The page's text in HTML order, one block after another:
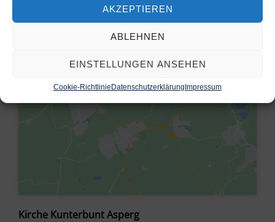
AKZEPTIEREN
ABLEHNEN
EINSTELLUNGEN ANSEHEN
Cookie-Richtlinie Datenschutzerklärung Impressum
Klicke hier, um Marketing-Cookies
zu akzeptieren und diesen Inhalt zu
aktivieren
Kirche Kunterbunt Asperg